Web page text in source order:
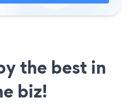
the best in
biz!